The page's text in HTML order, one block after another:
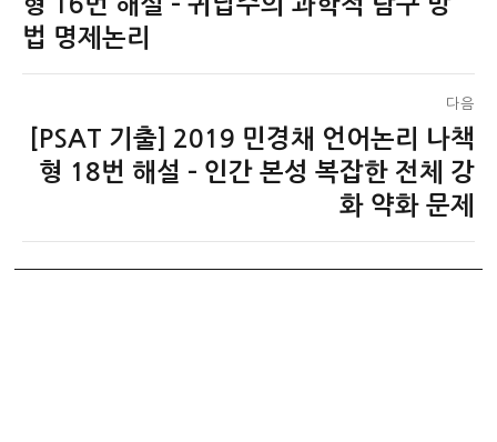
색
글:
법 명제논리
다음
[PSAT 기출] 2019 민경채 언어논리 나책
형 18번 해설 – 인간 본성 복잡한 전체 강
화 약화 문제